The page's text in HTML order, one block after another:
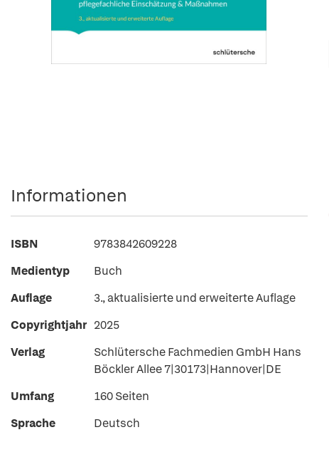
Informationen
ISBN
9783842609228
Medientyp
Buch
Auflage
3., aktualisierte und erweiterte Auflage
Copyrightjahr 2025
Verlag
Schlütersche Fachmedien GmbH Hans
Böckler Allee 7|30173|Hannover|DE
Umfang
160 Seiten
Sprache
Deutsch